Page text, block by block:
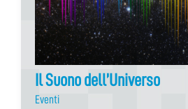
Il Suono dell’Universo
Eventi